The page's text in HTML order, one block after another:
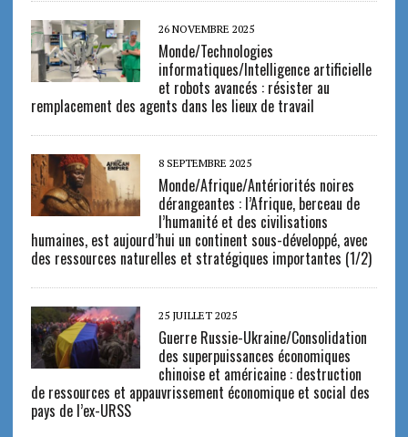
26 NOVEMBRE 2025
Monde/Technologies
informatiques/Intelligence artificielle
et robots avancés : résister au
remplacement des agents dans les lieux de travail
8 SEPTEMBRE 2025
Monde/Afrique/Antériorités noires
dérangeantes : l’Afrique, berceau de
l’humanité et des civilisations
humaines, est aujourd’hui un continent sous-développé, avec
des ressources naturelles et stratégiques importantes (1/2)
25 JUILLET 2025
Guerre Russie-Ukraine/Consolidation
des superpuissances économiques
chinoise et américaine : destruction
de ressources et appauvrissement économique et social des
pays de l’ex-URSS